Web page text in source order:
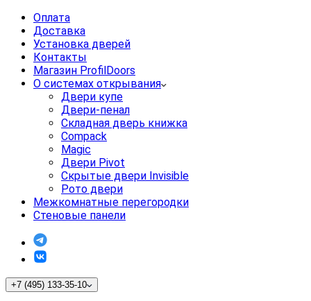
Оплата
Доставка
Установка дверей
Контакты
Магазин ProfilDoors
О системах открывания
Двери купе
Двери-пенал
Складная дверь книжка
Compack
Magic
Двери Pivot
Скрытые двери Invisible
Рото двери
Межкомнатные перегородки
Стеновые панели
+7 (495) 133-35-10